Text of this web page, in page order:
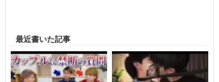
最近書いた記事